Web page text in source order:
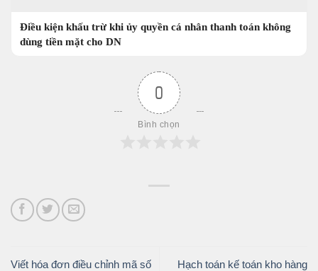
Điều kiện khấu trừ khi ủy quyền cá nhân thanh toán không
dùng tiền mặt cho DN
0
Bình chọn
Viết hóa đơn điều chỉnh mã số
Hạch toán kế toán kho hàng